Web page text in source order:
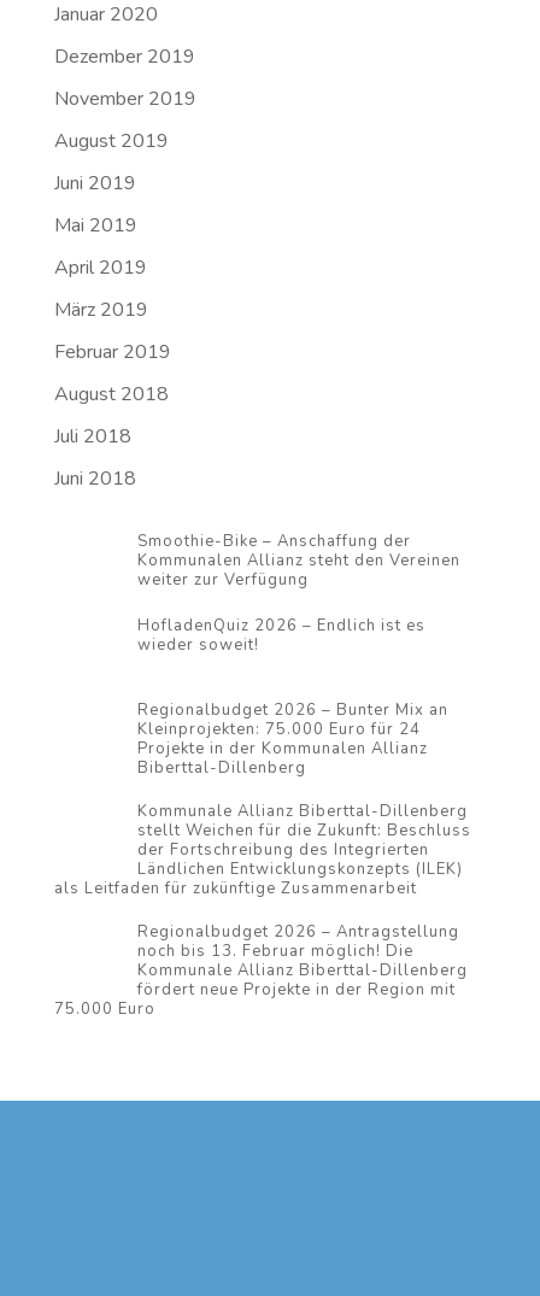
Januar 2020
Dezember 2019
November 2019
August 2019
Juni 2019
Mai 2019
April 2019
März 2019
Februar 2019
August 2018
Juli 2018
Juni 2018
Smoothie-Bike – Anschaffung der
Kommunalen Allianz steht den Vereinen
weiter zur Verfügung
HofladenQuiz 2026 – Endlich ist es
wieder soweit!
Regionalbudget 2026 – Bunter Mix an
Kleinprojekten: 75.000 Euro für 24
Projekte in der Kommunalen Allianz
Biberttal-Dillenberg
Kommunale Allianz Biberttal-Dillenberg
stellt Weichen für die Zukunft: Beschluss
der Fortschreibung des Integrierten
Ländlichen Entwicklungskonzepts (ILEK)
als Leitfaden für zukünftige Zusammenarbeit
Regionalbudget 2026 – Antragstellung
noch bis 13. Februar möglich! Die
Kommunale Allianz Biberttal-Dillenberg
fördert neue Projekte in der Region mit
75.000 Euro